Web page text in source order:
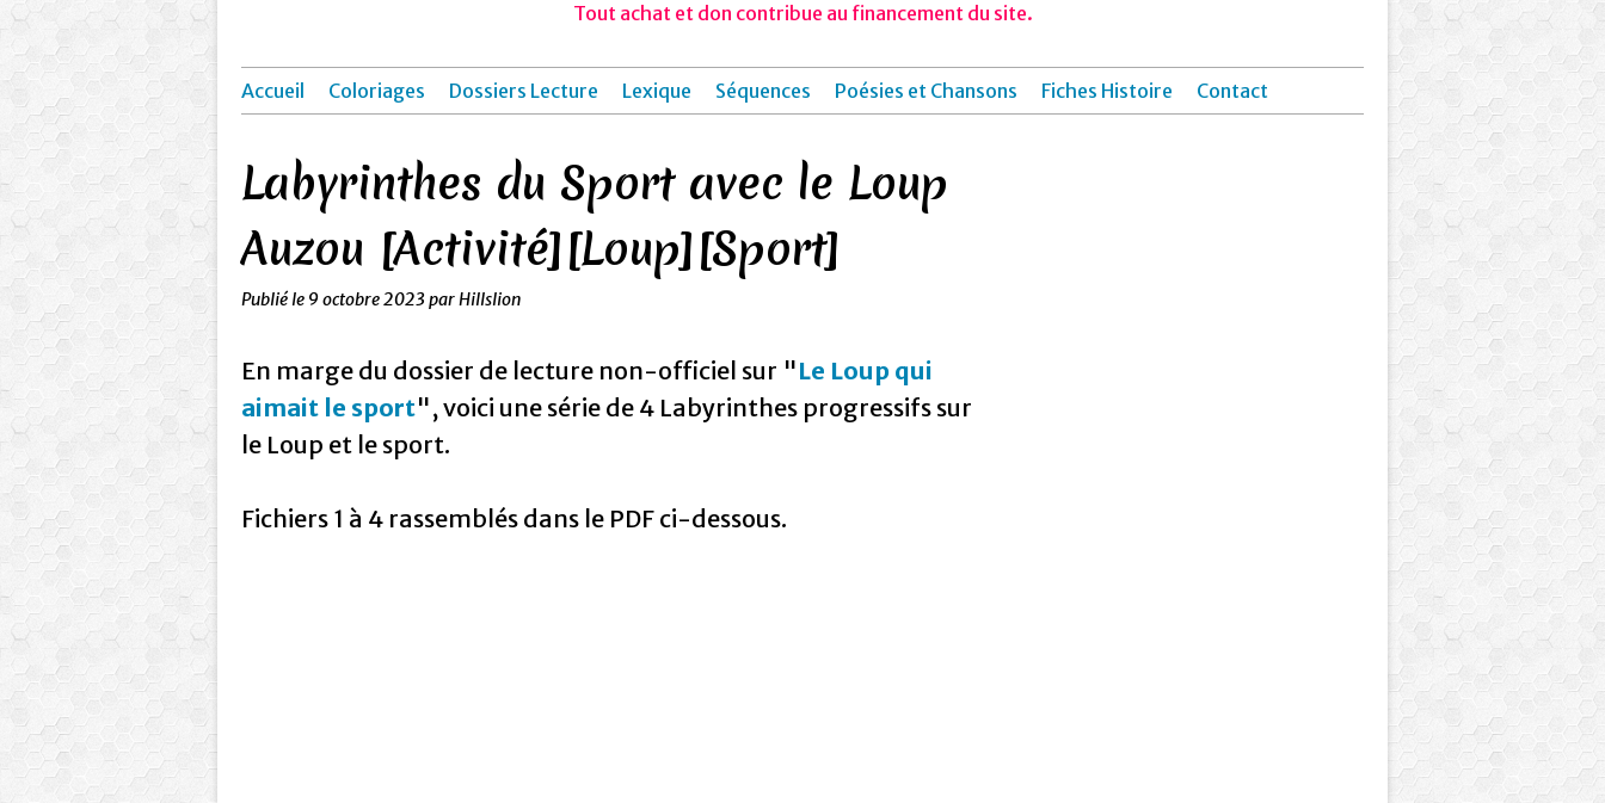
Tout achat et don contribue au financement du site.
Accueil Coloriages Dossiers Lecture Lexique Séquences Poésies et Chansons Fiches Histoire Contact
Labyrinthes du Sport avec le Loup
Auzou [Activité][Loup][Sport]
Publié le 9 octobre 2023par Hillslion
En marge du dossier de lecture non-officiel sur "Le Loup qui
aimait le sport", voici une série de 4 Labyrinthes progressifs sur
le Loup et le sport.
Fichiers 1 à 4 rassemblés dans le PDF ci-dessous.